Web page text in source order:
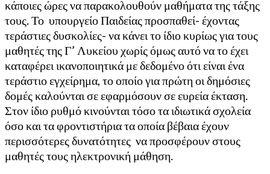
κάποιες ώρες να παρακολουθούν μαθήματα της τάξης
τους. Το υπουργείο Παιδείας προσπαθεί- έχοντας
τεράστιες δυσκολίες- να κάνει το ίδιο κυρίως για τους
μαθητές της Γ’ Λυκείου χωρίς όμως αυτό να το έχει
καταφέρει ικανοποιητικά με δεδομένο ότι είναι ένα
τεράστιο εγχείρημα, το οποίο για πρώτη οι δημόσιες
δομές καλούνται σε εφαρμόσουν σε ευρεία έκταση.
Στον ίδιο ρυθμό κινούνται τόσο τα ιδιωτικά σχολεία
όσο και τα φροντιστήρια τα οποία βέβαια έχουν
περισσότερες δυνατότητες να προσφέρουν στους
μαθητές τους ηλεκτρονική μάθηση.